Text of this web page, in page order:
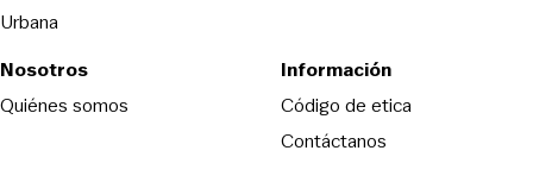
Urbana
Nosotros
Quiénes somos
Información
Código de eticaOpens in new
Contáctanos